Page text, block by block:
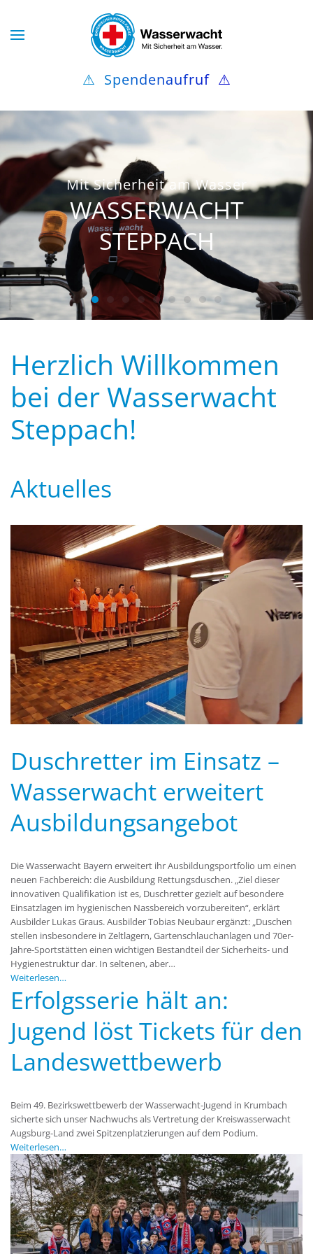
Skip to main content
⚠ Spendenaufruf ⚠
Mit Sicherheit am Wasser
WASSERWACHT
STEPPACH
WASSERWACHT STEPPACH
WASSERWACHT STEPPACH
WASSERWACHT STEPPACH
WASSERWACHT STEPPACH
WASSERWACHT STEPPACH
WASSERWACHT
WASSERWACHT
WASSERWACHT
WASSERWACHT
Herzlich Willkommen
bei der Wasserwacht
Steppach!
Aktuelles
Duschretter im Einsatz –
Wasserwacht erweitert
Ausbildungsangebot
Die Wasserwacht Bayern erweitert ihr Ausbildungsportfolio um einen
neuen Fachbereich: die Ausbildung Rettungsduschen. „Ziel dieser
innovativen Qualifikation ist es, Duschretter gezielt auf besondere
Einsatzlagen im hygienischen Nassbereich vorzubereiten“, erklärt
Ausbilder Lukas Graus. Ausbilder Tobias Neubaur ergänzt: „Duschen
stellen insbesondere in Zeltlagern, Gartenschlauchanlagen und 70er-
Jahre-Sportstätten einen wichtigen Bestandteil der Sicherheits- und
Hygienestruktur dar. In seltenen, aber…
Weiterlesen…
Erfolgsserie hält an:
Jugend löst Tickets für den
Landeswettbewerb
Beim 49. Bezirkswettbewerb der Wasserwacht-Jugend in Krumbach
sicherte sich unser Nachwuchs als Vertretung der Kreiswasserwacht
Augsburg-Land zwei Spitzenplatzierungen auf dem Podium.
Weiterlesen…